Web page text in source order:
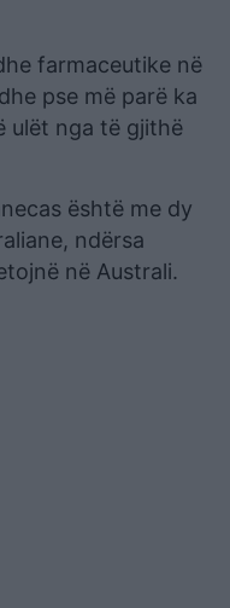
farmaceutike në
pse më parë ka
ulët nga të gjithë
është me dy
ndërsa
në Australi.